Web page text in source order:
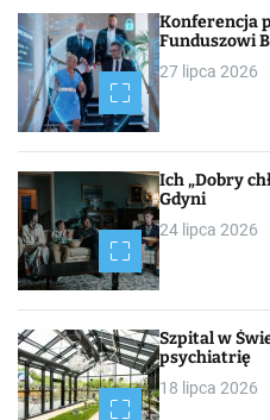
Konferencja
Funduszowi
27 lipca 2026
Ich „Dobry
Gdyni
24 lipca 2026
Szpital w
psychiatrię
18 lipca 2026